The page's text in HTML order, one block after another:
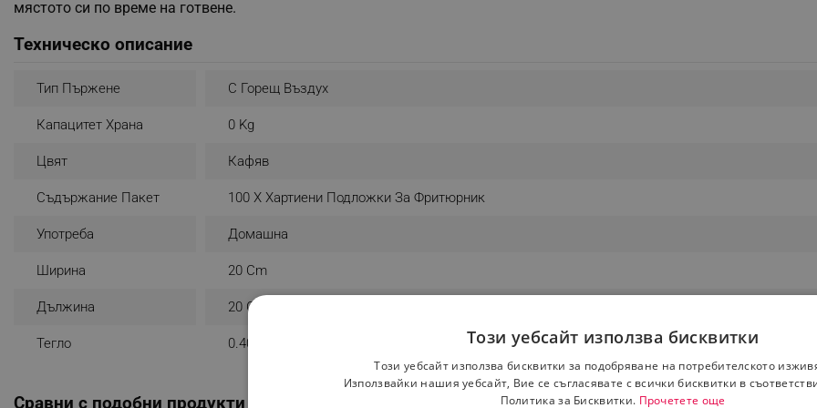
мястото си по време на готвене.
Техническо описание
Тип Пържене С Горещ Въздух
Капацитет Храна 0 Kg
Цвят Кафяв
Съдържание Пакет 100 X Хартиени Подложки За Фритюрник
Употреба Домашна
Ширина 20 Cm
Дължина 20 Cm
Тегло 0.400 Kg
Сравни с подобни продукти
Този уебсайт използва бисквитки
Този уебсайт използва бисквитки за подобряване на потребителското
Използвайки нашия уебсайт, Вие се съгласявате с всички бисквитки в
Политика за Бисквитки. Прочетете още